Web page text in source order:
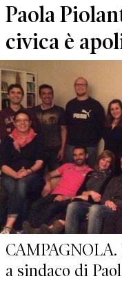
Paola
civica è
a sindaco di